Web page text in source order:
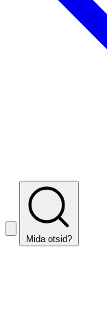
Mida otsid?